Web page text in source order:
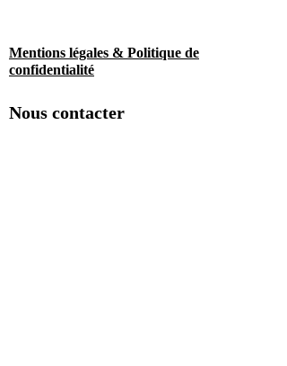
Mentions légales & Politique de
confidentialité
Nous contacter